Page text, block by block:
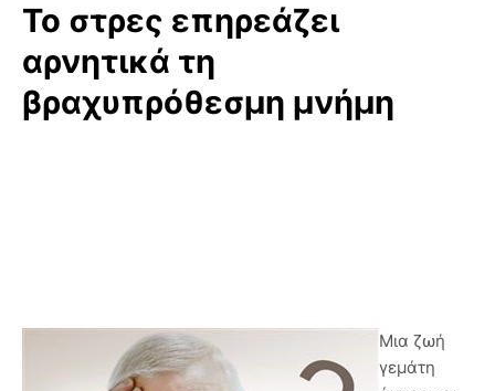
Το στρες επηρεάζει
αρνητικά τη
βραχυπρόθεσμη μνήμη
Μια ζωή
γεμάτη